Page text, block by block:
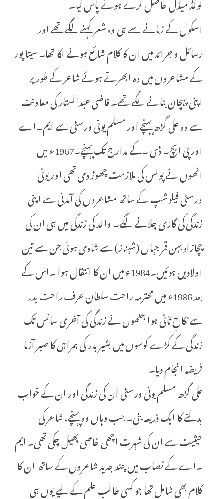
اسکول کے زمانے سے ہی وہ شعر کہنے لگے تھے اور
رسائل و جرائد میں ان کا کلام شائع ہونے لگا تھا۔ سیتا پور
کے مشاعروں میں وہ ابھرتے ہوئے شاعر کے طور پر
اپنی پہچان بنانے لگے تھے۔ قاضی عبدالستار کی معاونت
سے وہ علی گڑھ پہنچے اور مسلم یونی ورسٹی سے ایم۔اے
اور پی ایچ۔ ڈی ۔کے مدارج تک پہنچے۔1967ء میں
انھوں نے پولس کی ملازمت چھوڑ دی تھی اور یونی
ورسٹی فیلوشپ کے ساتھ مشاعروں کی آمدنی سے اپنی
زندگی کی گاڑی چلانے لگے۔ والد کی زندگی میں ہی ان کی
چچازاد بہن قمر جہاں (شہناز) سے شادی ہوئی جن سے تین
اولادیں ہوئیں۔1984ء میں ان کا انتقال ہوا ۔اس کے
بعد 1986ء میں محترمہ راحت سلطان عرف راحت بدر
سے نکاحِ ثانی ہوا جنھوں نے زندگی کی آخری سانس تک
زندگی کے کڑے کوسوں میں بشیر بدر کی ہمراہی کا صبر آزما
فریضہ انجام دیا۔
علی گڑھ مسلم یونی ورسٹی ان کی زندگی اور ان کے خواب
بدلنے کا ایک ذریعہ بنی۔ جب وہاں وہ پہنچے، شاعر کی
حیثیت سے ان کی شہرت اچھی خاصی پھیل چکی تھی۔ ایم
۔اے کے نصاب میں چند جدید شاعروں کے ساتھ ان کا
کلام بھی شامل تھا جو کسی طالبِ علم کے لیے یوں ہی